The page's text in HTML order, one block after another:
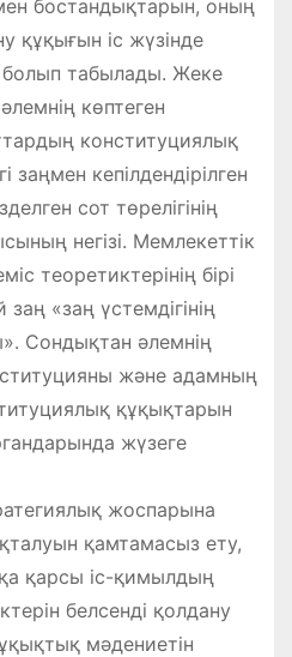
бостандықтарын, оның
құқығын іс жүзінде
болып табылады. Жеке
көптеген
конституциялық
заңмен кепілдендірілген
сот төрелігінің
негізі. Мемлекеттік
теоретиктерінің бірі
«заң үстемдігінің
Сондықтан әлемнің
және адамның
құқықтарын
жүзеге
жоспарына
қамтамасыз ету,
қарсы іс-қимылдың
белсенді қолдану
мәдениетін